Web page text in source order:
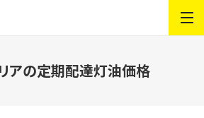
アの定期配達灯油価格